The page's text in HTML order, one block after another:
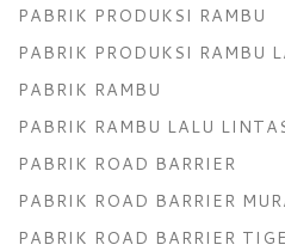
PABRIK PRODUKSI RAMBU
PABRIK PRODUKSI RAMBU
PABRIK RAMBU
PABRIK RAMBU LALU
PABRIK ROAD BARRIER
PABRIK ROAD BARRIER
PABRIK ROAD BARRIER